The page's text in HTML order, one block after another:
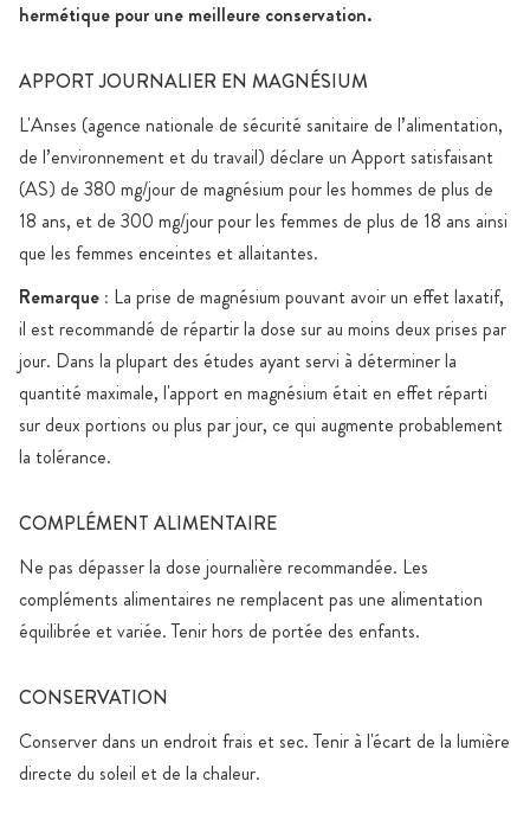
hermétique pour une meilleure conservation.
APPORT JOURNALIER EN MAGNÉSIUM
L'Anses (agence nationale de sécurité sanitaire de l’alimentation,
de l’environnement et du travail) déclare un Apport satisfaisant
(AS) de 380 mg/jour de magnésium pour les hommes de plus de
18 ans, et de 300 mg/jour pour les femmes de plus de 18 ans ainsi
que les femmes enceintes et allaitantes.
Remarque : La prise de magnésium pouvant avoir un effet laxatif,
il est recommandé de répartir la dose sur au moins deux prises par
jour. Dans la plupart des études ayant servi à déterminer la
quantité maximale, l'apport en magnésium était en effet réparti
sur deux portions ou plus par jour, ce qui augmente probablement
la tolérance.
COMPLÉMENT ALIMENTAIRE
Ne pas dépasser la dose journalière recommandée. Les
compléments alimentaires ne remplacent pas une alimentation
équilibrée et variée. Tenir hors de portée des enfants.
CONSERVATION
Conserver dans un endroit frais et sec. Tenir à l'écart de la lumière
directe du soleil et de la chaleur.